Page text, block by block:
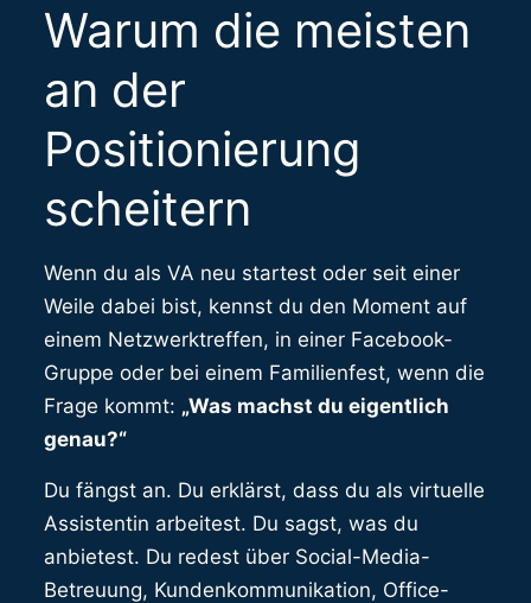
Warum die meisten
an der
Positionierung
scheitern
Wenn du als VA neu startest oder seit einer
Weile dabei bist, kennst du den Moment auf
einem Netzwerktreffen, in einer Facebook-
Gruppe oder bei einem Familienfest, wenn die
Frage kommt: „Was machst du eigentlich
genau?“
Du fängst an. Du erklärst, dass du als virtuelle
Assistentin arbeitest. Du sagst, was du
anbietest. Du redest über Social-Media-
Betreuung, Kundenkommunikation, Office-